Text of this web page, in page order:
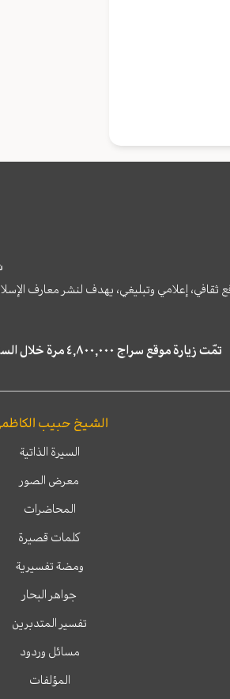
ثقافي، إعلامي وتبليغي، يهدف لنشر معارف
تمّت زيارة موقع سراج ٤,٨٠٠,٠٠٠ مرة خلال الستة أشهر الماضية، كما ظهر في نتائج البحث في محركات البحث٢٢,٢٩٠,٠٠٠ مرّة.
الشيخ حبيب
السيرة الذاتية
معرض الصور
المحاضرات
كلمات قصيرة
ومضة تفسيرية
جواهر البحار
تفسير المتدبرين
مسائل وردود
المؤلفات